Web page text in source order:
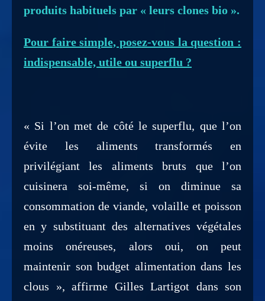
produits habituels par « leurs clones bio ».
Pour faire simple, posez-vous la question :
indispensable, utile ou superflu ?
« Si l’on met de côté le superflu, que l’on
évite les aliments transformés en
privilégiant les aliments bruts que l’on
cuisinera soi-même, si on diminue sa
consommation de viande, volaille et poisson
en y substituant des alternatives végétales
moins onéreuses, alors oui, on peut
maintenir son budget alimentation dans les
clous », affirme Gilles Lartigot dans son